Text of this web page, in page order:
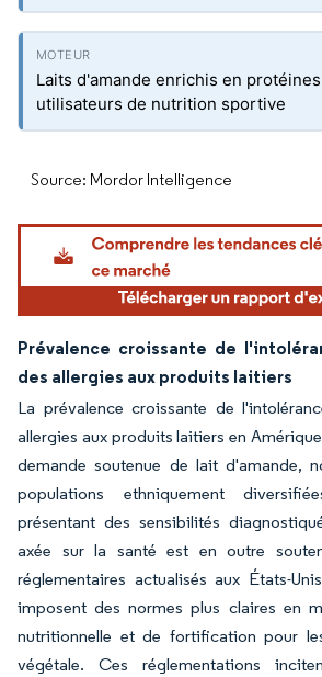
Laits d'amande enrichis en
utilisateurs de nutrition sportive
Source: Mordor Intelligence
Prévalence croissante de
des allergies aux produits laitiers
La prévalence croissante de
allergies aux produits laitiers en
demande soutenue de lait d'amande,
populations ethniquement
présentant des sensibilités
axée sur la santé est en outre
réglementaires actualisés aux États-
imposent des normes plus claires en
nutritionnelle et de fortification pour
végétale. Ces réglementations